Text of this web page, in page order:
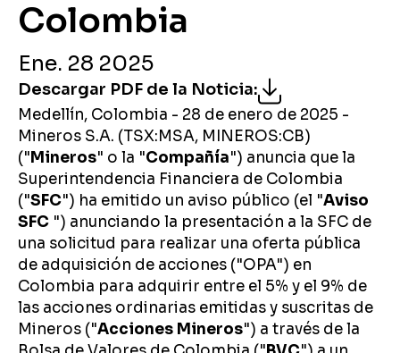
Colombia
Ene. 28 2025
Descargar PDF de la Noticia:
Medellín, Colombia - 28 de enero de 2025 -
Mineros S.A. (TSX:MSA, MINEROS:CB)
("Mineros" o la "Compañía") anuncia que la
Superintendencia Financiera de Colombia
("SFC") ha emitido un aviso público (el "Aviso
SFC ") anunciando la presentación a la SFC de
una solicitud para realizar una oferta pública
de adquisición de acciones ("OPA") en
Colombia para adquirir entre el 5% y el 9% de
las acciones ordinarias emitidas y suscritas de
Mineros ("Acciones Mineros") a través de la